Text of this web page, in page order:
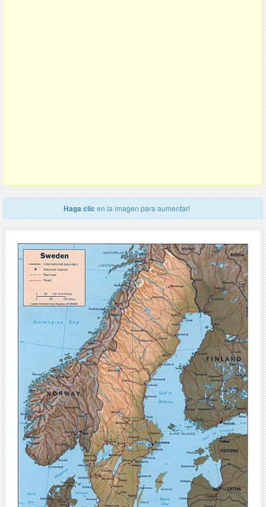
Haga clic en la imagen para aumentar!